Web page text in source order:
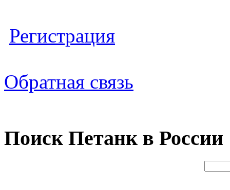
Регистрация
Обратная связь
Поиск Петанк в России